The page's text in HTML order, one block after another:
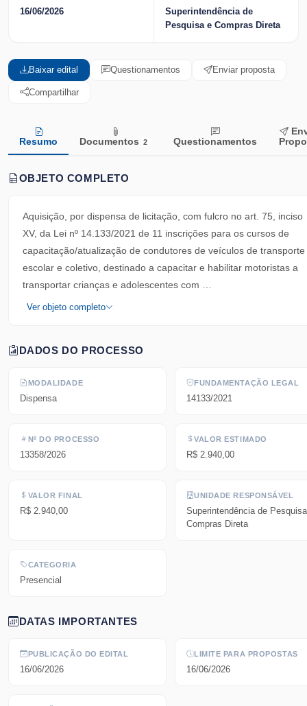
16/06/2026
Superintendência de
Pesquisa e Compras Direta
Baixar edital Questionamentos Enviar proposta
Compartilhar
Resumo Documentos 2 Questionamentos
OBJETO COMPLETO
Aquisição, por dispensa de licitação, com fulcro no art. 75, inciso
XV, da Lei nº 14.133/2021 de 11 inscrições para os cursos de
capacitação/atualização de condutores de veículos de transporte
escolar e coletivo, destinado a capacitar e habilitar motoristas a
transportar crianças e adolescentes com …
Ver objeto completo
DADOS DO PROCESSO
MODALIDADE
Dispensa
FUNDAMENTAÇÃO LEGAL
14133/2021
Nº DO PROCESSO
13358/2026
VALOR ESTIMADO
R$ 2.940,00
VALOR FINAL
R$ 2.940,00
UNIDADE RESPONSÁVEL
Superintendência de
Compras Direta
CATEGORIA
Presencial
DATAS IMPORTANTES
PUBLICAÇÃO DO EDITAL
16/06/2026
LIMITE PARA PROPOSTAS
16/06/2026